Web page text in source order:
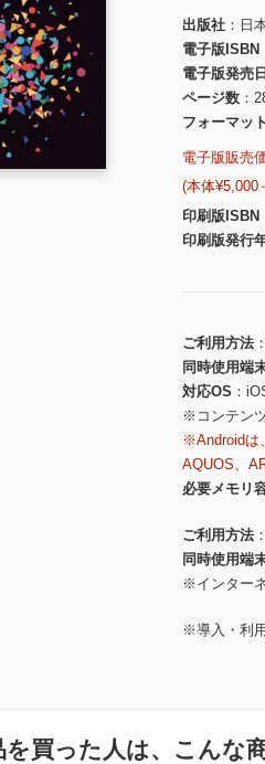
出版社
日
電子版ISBN
電子版発売日
ページ数
フォーマット
電子版販売
(本体¥5,000
印刷版ISBN
印刷版発行
ご利用方法
同時使用端
対応OS
※コンテン
※Androidは
AQUOS、
必要メモリ
ご利用方法
同時使用端
※インター
※導入・利
を買った人は、こんな